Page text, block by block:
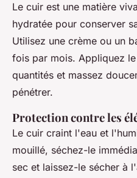
Le cuir est une matière
hydratée pour conserver
Utilisez une crème ou un
fois par mois. Appliquez
quantités et massez
pénétrer.
Protection contre les
Le cuir craint l'eau et
mouillé, séchez-le
sec et laissez-le sécher à